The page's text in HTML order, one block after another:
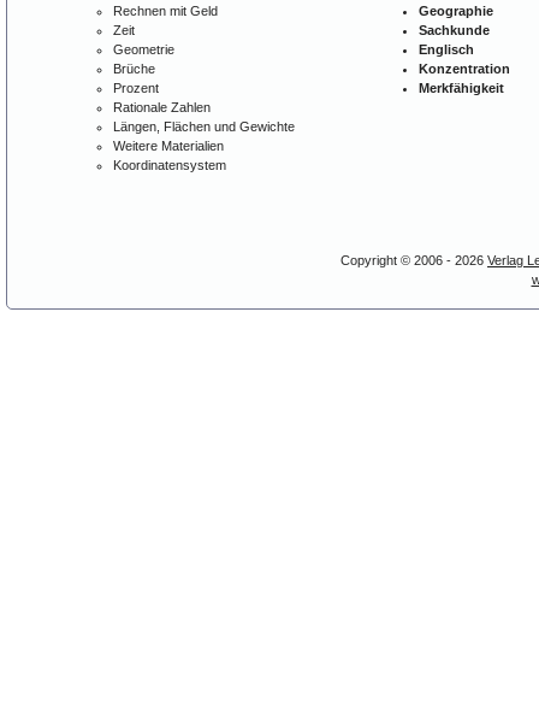
Rechnen mit Geld
Zeit
Geometrie
Brüche
Prozent
Rationale Zahlen
Längen, Flächen und Gewichte
Weitere Materialien
Koordinatensystem
Geographie
Sachkunde
Englisch
Konzentration
Merkfähigkeit
Copyright © 2006 - 2026 Verlag